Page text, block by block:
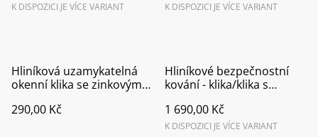
K DISPOZICI JE VÍCE VARIANT K DISPOZICI JE VÍCE VARIANT
Hliníková uzamykatelná
okenní klika se zinkovým
290,00 Kč
Hliníkové bezpečnostní
kování - klika/klika s
1 690,00 Kč
K DISPOZICI JE VÍCE VARIANT